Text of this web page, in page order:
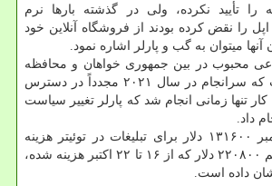
را تأیید نکرده، ولی در گذشته بارها نرم
اپل را نقض کرده بودند از فروشگاه آنلاین خود
میتوان به گب و پارلر اشاره نمود.
محبوب در بین جمهوری خواهان و محافظه
کاران آمریکایی است که سرانجام در سال ۲۰۲۱ مجدداً در دسترس
تنها زمانی انجام شد که پارلر تغییر سیاست
داد.
اپل از ۱۰ تا ۱۶ نوامبر ۱۳۱۶۰۰ دلار برای تبلیغات در توئیتر هزینه
کرده که نسبت به رقم ۲۲۰۸۰۰ دلار که از ۱۶ تا ۲۲ اکتبر هزینه شده،
داده است.